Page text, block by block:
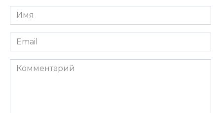
Имя
*
Email
*
Комментарий